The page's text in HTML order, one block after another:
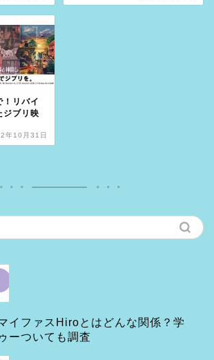
！リバイ
ジブリ映
年10月31日
イファスHiroとはどんな関係？学
ーついても調査